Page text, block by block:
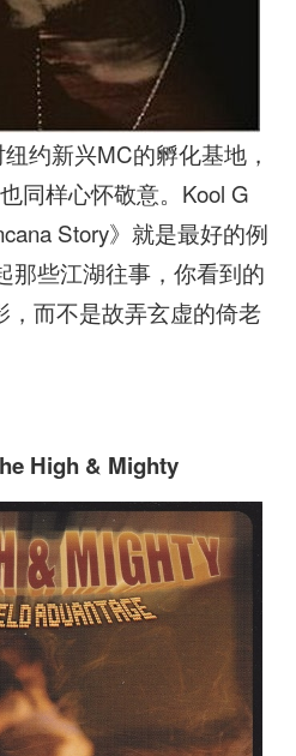
约新兴MC的孵化基地，
同样心怀敬意。Kool G
Story》就是最好的例
那些江湖往事，你看到的
，而不是故弄玄虚的倚老
High & Mighty